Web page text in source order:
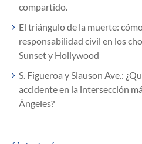
compartido.
El triángulo de la muerte:
responsabilidad civil en los
Sunset y Hollywood
S. Figueroa y Slauson Ave.:
accidente en la intersección
Ángeles?